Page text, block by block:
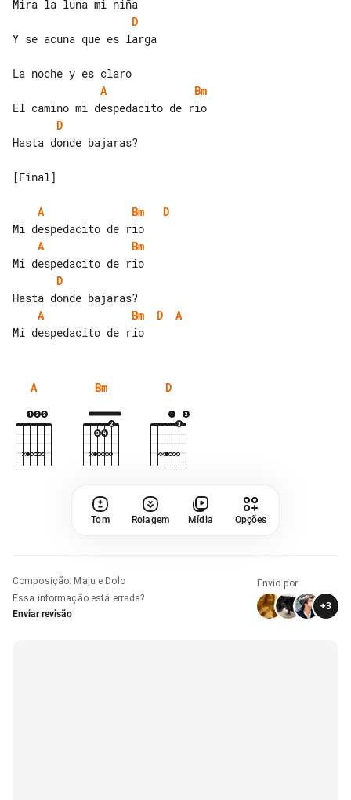
D
Y se acuna que es larga
A
Bm
D
Hasta donde bajaras?
[Final]
A Bm
D
A
Bm
D
A
Bm D
A
A Bm D
Tom Rolagem Mídia Opções
Composição: Maju e Dolo
Essa informação está errada?
Enviar revisão
Envio por
+3